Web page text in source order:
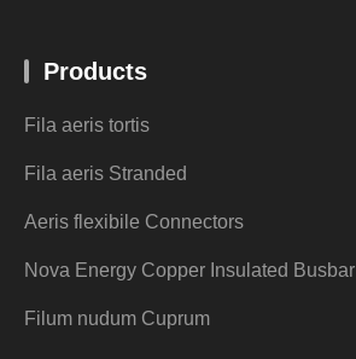
Products
Fila aeris tortis
Fila aeris Stranded
Aeris flexibile Connectors
Nova Energy Copper Insulated Busbar
Filum nudum Cuprum